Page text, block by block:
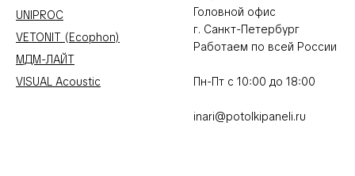
UNIPROC
VETONIT (Ecophon)
МДМ-ЛАЙТ
VISUAL Acoustic
Головной офис
г. Санкт-Петербург
Работаем по всей России
Пн-Пт с 10:00 до 18:00
inari@potolkipaneli.ru